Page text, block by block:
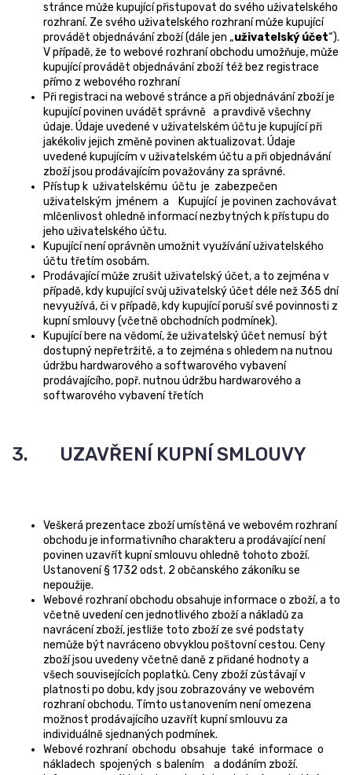
stránce může kupující přistupovat do svého uživatelského
rozhraní. Ze svého uživatelského rozhraní může kupující
provádět objednávání zboží (dále jen „uživatelský účet“).
V případě, že to webové rozhraní obchodu umožňuje, může
kupující provádět objednávání zboží též bez registrace
přímo z webového rozhraní
Při registraci na webové stránce a při objednávání zboží je
kupující povinen uvádět správně a pravdivě všechny
údaje. Údaje uvedené v uživatelském účtu je kupující při
jakékoliv jejich změně povinen aktualizovat. Údaje
uvedené kupujícím v uživatelském účtu a při objednávání
zboží jsou prodávajícím považovány za správné.
Přístup k uživatelskému účtu je zabezpečen
uživatelským jménem a Kupující je povinen zachovávat
mlčenlivost ohledně informací nezbytných k přístupu do
jeho uživatelského účtu.
Kupující není oprávněn umožnit využívání uživatelského
účtu třetím osobám.
Prodávající může zrušit uživatelský účet, a to zejména v
případě, kdy kupující svůj uživatelský účet déle než 365 dní
nevyužívá, či v případě, kdy kupující poruší své povinnosti z
kupní smlouvy (včetně obchodních podmínek).
Kupující bere na vědomí, že uživatelský účet nemusí být
dostupný nepřetržitě, a to zejména s ohledem na nutnou
údržbu hardwarového a softwarového vybavení
prodávajícího, popř. nutnou údržbu hardwarového a
softwarového vybavení třetích
3. UZAVŘENÍ KUPNÍ SMLOUVY
Veškerá prezentace zboží umístěná ve webovém rozhraní
obchodu je informativního charakteru a prodávající není
povinen uzavřít kupní smlouvu ohledně tohoto zboží.
Ustanovení § 1732 odst. 2 občanského zákoníku se
nepoužije.
Webové rozhraní obchodu obsahuje informace o zboží, a to
včetně uvedení cen jednotlivého zboží a nákladů za
navrácení zboží, jestliže toto zboží ze své podstaty
nemůže být navráceno obvyklou poštovní cestou. Ceny
zboží jsou uvedeny včetně daně z přidané hodnoty a
všech souvisejících poplatků. Ceny zboží zůstávají v
platnosti po dobu, kdy jsou zobrazovány ve webovém
rozhraní obchodu. Tímto ustanovením není omezena
možnost prodávajícího uzavřít kupní smlouvu za
individuálně sjednaných podmínek.
Webové rozhraní obchodu obsahuje také informace o
nákladech spojených s balením a dodáním zboží.